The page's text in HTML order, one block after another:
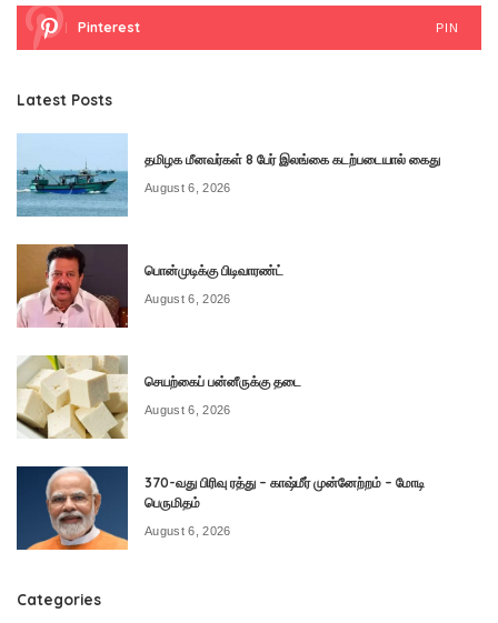
Pinterest PIN
Latest Posts
தமிழக மீனவர்கள் 8 பேர் இலங்கை கடற்படையால் கைது
August 6, 2026
பொன்முடிக்கு பிடிவாரண்ட்
August 6, 2026
செயற்கைப் பன்னீருக்கு தடை
August 6, 2026
370-வது பிரிவு ரத்து – காஷ்மீர் முன்னேற்றம் – மோடி
பெருமிதம்
August 6, 2026
Categories